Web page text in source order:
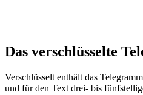
Das verschlüsselte
Verschlüsselt enthält das
und für den Text drei- bis